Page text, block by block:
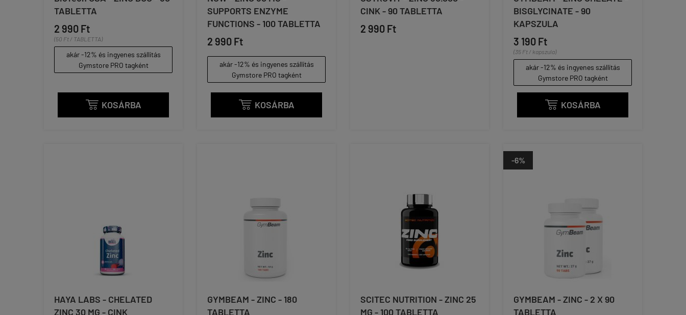
TABLETTA
2 990 Ft
(50 Ft / TABLETTA)
akár -12% és ingyenes szállítás
Gymstore PRO tagként
 KOSÁRBA
SUPPORTS ENZYME
FUNCTIONS - 100 TABLETTA
2 990 Ft
akár -12% és ingyenes szállítás
Gymstore PRO tagként
 KOSÁRBA
CINK - 90 TABLETTA
2 990 Ft
BISGLYCINATE - 90
KAPSZULA
3 190 Ft
(35 Ft / kapszula)
akár -12% és ingyenes szállítás
Gymstore PRO tagként
 KOSÁRBA
HAYA LABS - CHELATED
ZINC 30 MG - CINK
GYMBEAM - ZINC - 180
TABLETTA
SCITEC NUTRITION - ZINC 25
MG - 100 TABLETTA
-6%
GYMBEAM - ZINC - 2 X 90
TABLETTA